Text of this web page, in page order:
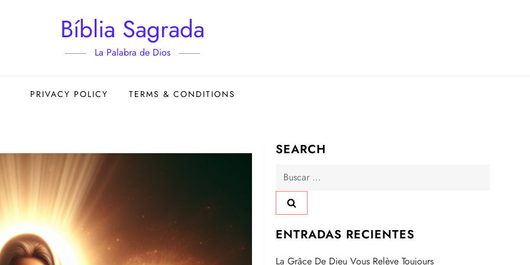
Bíblia Sagrada
La Palabra de Dios
PRIVACY POLICY TERMS & CONDITIONS
SEARCH
Buscar:
ENTRADAS RECIENTES
La Grâce De Dieu Vous Relève Toujours